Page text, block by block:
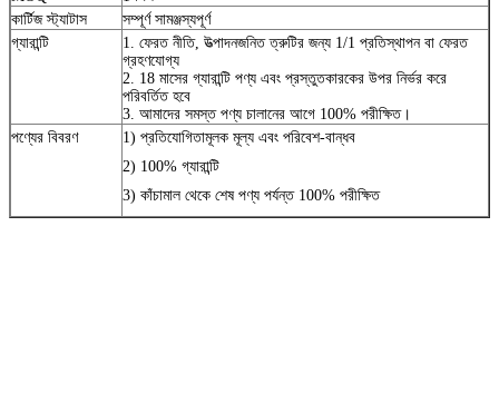
কার্টিজ স্ট্যাটাস
সম্পূর্ণ সামঞ্জস্যপূর্ণ
গ্যারান্টি
1. ফেরত নীতি, উত্পাদনজনিত ত্রুটির জন্য 1/1 প্রতিস্থাপন বা ফেরত
গ্রহণযোগ্য
2. 18 মাসের গ্যারান্টি পণ্য এবং প্রস্তুতকারকের উপর নির্ভর করে
পরিবর্তিত হবে
3. আমাদের সমস্ত পণ্য চালানের আগে 100% পরীক্ষিত।
পণ্যের বিবরণ
1) প্রতিযোগিতামূলক মূল্য এবং পরিবেশ-বান্ধব
2) 100% গ্যারান্টি
3) কাঁচামাল থেকে শেষ পণ্য পর্যন্ত 100% পরীক্ষিত